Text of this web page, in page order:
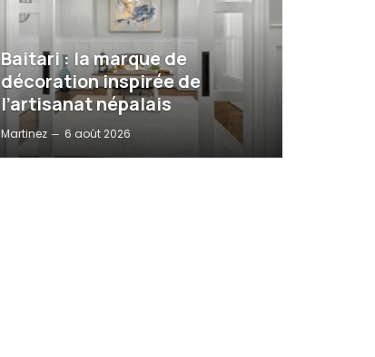
Baitari : la marque de
décoration inspirée de
l’artisanat népalais
Martinez 6 août 2026